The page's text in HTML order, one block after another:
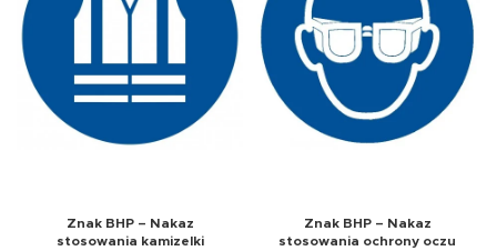
Znak BHP – Nakaz
stosowania kamizelki
Znak BHP – Nakaz
stosowania ochrony oczu